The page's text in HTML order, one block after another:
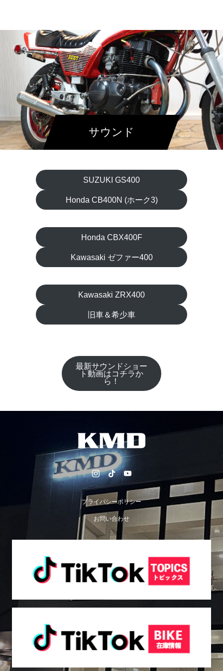
サウンド
SUZUKI GS400
Honda CB400N (ホーク3)
Honda CBX400F
Kawasaki ゼファー400
Kawasaki ZRX400
旧車＆希少車
最新サウンドショー
ト動画はコチラか
ら！
プライバシーポリシー
お問い合わせ